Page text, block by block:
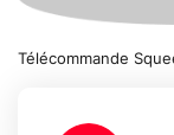
Télécommande